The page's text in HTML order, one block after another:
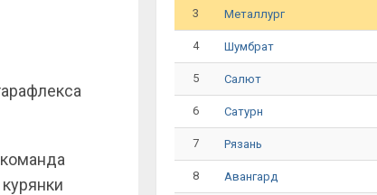
3 Металлург
4 Шумбрат
5 Салют
6 Сатурн
7 Рязань
8 Авангард